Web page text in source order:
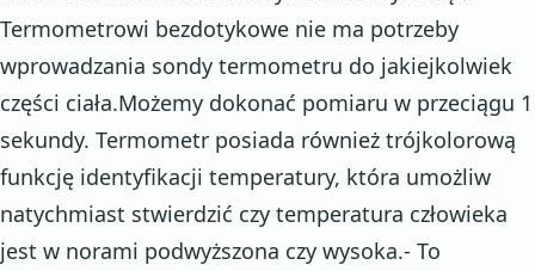
Termometrowi bezdotykowe nie ma potrzeby
wprowadzania sondy termometru do jakiejkolwiek
części ciała.Możemy dokonać pomiaru w przeciągu 1
sekundy. Termometr posiada również trójkolorową
funkcję identyfikacji temperatury, która umożliw
natychmiast stwierdzić czy temperatura człowieka
jest w norami podwyższona czy wysoka.- To